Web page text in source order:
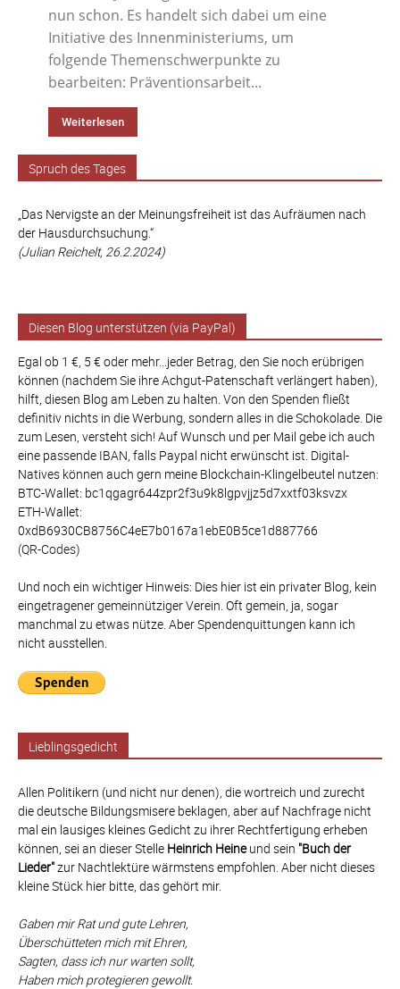
nun schon. Es handelt sich dabei um eine
Initiative des Innenministeriums, um
folgende Themenschwerpunkte zu
bearbeiten: Präventionsarbeit...
Weiterlesen
Spruch des Tages
„Das Nervigste an der Meinungsfreiheit ist das Aufräumen nach
der Hausdurchsuchung.“
(Julian Reichelt, 26.2.2024)
Diesen Blog unterstützen (via PayPal)
Egal ob 1 €, 5 € oder mehr...jeder Betrag, den Sie noch erübrigen
können (nachdem Sie ihre Achgut-Patenschaft verlängert haben),
hilft, diesen Blog am Leben zu halten. Von den Spenden fließt
definitiv nichts in die Werbung, sondern alles in die Schokolade. Die
zum Lesen, versteht sich! Auf Wunsch und per Mail gebe ich auch
eine passende IBAN, falls Paypal nicht erwünscht ist. Digital-
Natives können auch gern meine Blockchain-Klingelbeutel nutzen:
BTC-Wallet: bc1qgagr644zpr2f3u9k8lgpvjjz5d7xxtf03ksvzx
ETH-Wallet:
0xdB6930CB8756C4eE7b0167a1ebE0B5ce1d887766
(QR-Codes)
Und noch ein wichtiger Hinweis: Dies hier ist ein privater Blog, kein
eingetragener gemeinnütziger Verein. Oft gemein, ja, sogar
manchmal zu etwas nütze. Aber Spendenquittungen kann ich
nicht ausstellen.
Lieblingsgedicht
Allen Politikern (und nicht nur denen), die wortreich und zurecht
die deutsche Bildungsmisere beklagen, aber auf Nachfrage nicht
mal ein lausiges kleines Gedicht zu ihrer Rechtfertigung erheben
können, sei an dieser Stelle Heinrich Heineund sein "Buch der
Lieder"zur Nachtlektüre wärmstens empfohlen. Aber nicht dieses
kleine Stück hier bitte, das gehört mir.
Gaben mir Rat und gute Lehren,
Überschütteten mich mit Ehren,
Sagten, dass ich nur warten sollt,
Haben mich protegieren gewollt.